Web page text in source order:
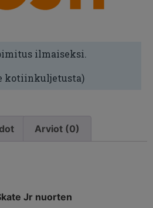
ilmaiseksi.
kotiinkuljetusta)
Arviot (0)
Jr nuorten